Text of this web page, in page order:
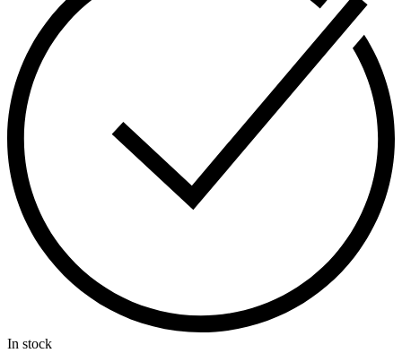
In stock